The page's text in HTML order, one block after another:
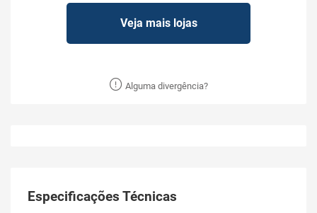
Veja mais lojas
Alguma divergência?
Especificações Técnicas